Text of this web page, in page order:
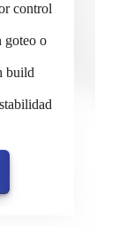
control
goteo o
build